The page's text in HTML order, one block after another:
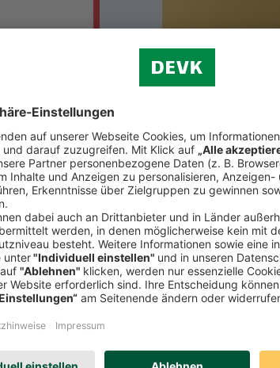
Probleme das ganze Leben verändern. Mit
in
aus.